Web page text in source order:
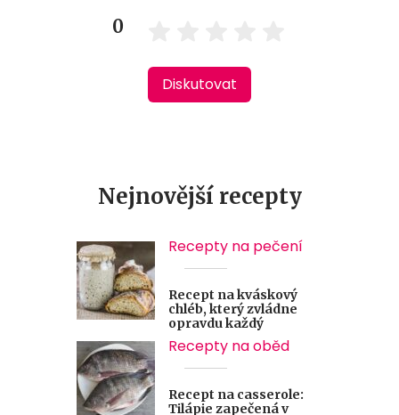
0
Diskutovat
Nejnovější recepty
Recepty na pečení
Recept na kváskový
chléb, který zvládne
opravdu každý
Recepty na oběd
Recept na casserole:
Tilápie zapečená v